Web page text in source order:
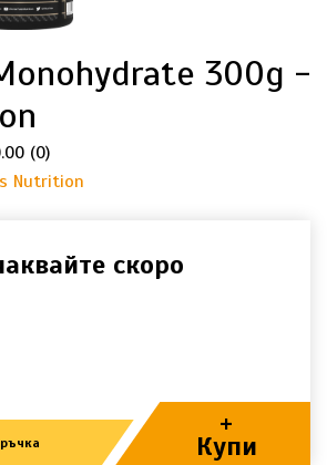
300g -
(0)
Nutrition
скоро
+
Купи